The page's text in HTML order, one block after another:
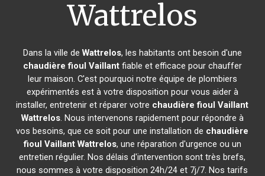
Wattrelos
Dans la ville de Wattrelos, les habitants ont besoin d'une
chaudière fioul Vaillantfiable et efficace pour chauffer
leur maison. C'est pourquoi notre équipe de plombiers
expérimentés est à votre disposition pour vous aider à
installer, entretenir et réparer votre chaudière fioul Vaillant
Wattrelos. Nous intervenons rapidement pour répondre à
vos besoins, que ce soit pour une installation de chaudière
fioul Vaillant Wattrelos, une réparation d'urgence ou un
entretien régulier. Nos délais d'intervention sont très brefs,
nous sommes à votre disposition 24h/24 et 7j/7. Nos tarifs